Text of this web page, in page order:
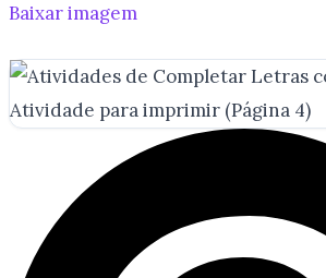
Baixar imagem